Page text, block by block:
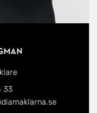
33